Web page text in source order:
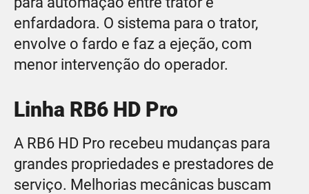
enfardadora. O sistema para o trator,
envolve o fardo e faz a ejeção, com
menor intervenção do operador.
Linha RB6 HD Pro
A RB6 HD Pro recebeu mudanças para
grandes propriedades e prestadores de
serviço. Melhorias mecânicas buscam